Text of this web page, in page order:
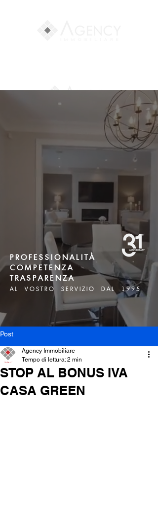
Post
STOP AL BONUS IVA
CASA GREEN
Agency Immobiliare
Tempo di lettura: 2 min
P R O F E S S I O N A L I T À
C O M P E T E N Z A
T R A S P A R E N Z A
A L V O S T R O S E R V I Z I O D A L 1 9 9 5